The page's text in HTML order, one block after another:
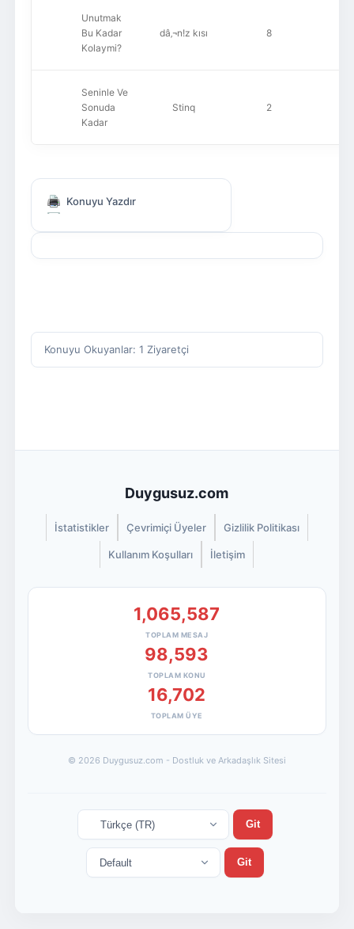
Unutmak
Bu Kadar
Kolaymi?
dâ‚¬n!z kısı 8
Seninle Ve
Sonuda
Kadar
Stinq 2
Konuyu Yazdır
Konuyu Okuyanlar: 1 Ziyaretçi
Duygusuz.com
İstatistikler Çevrimiçi Üyeler Gizlilik Politikası
Kullanım Koşulları İletişim
1,065,587
TOPLAM MESAJ
98,593
TOPLAM KONU
16,702
TOPLAM ÜYE
© 2026 Duygusuz.com - Dostluk ve Arkadaşlık Sitesi